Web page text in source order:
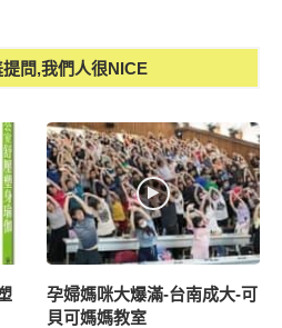
問,我們人很NICE
孕婦媽咪大爆滿-台南成大-可
貝可媽媽教室